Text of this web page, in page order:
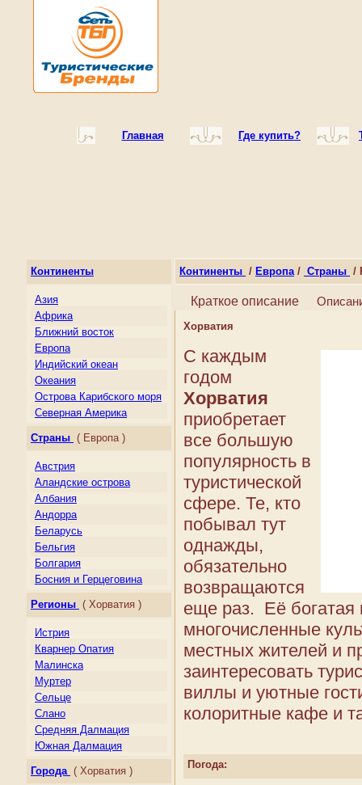
Главная Где купить?
Континенты
Азия
Африка
Ближний восток
Европа
Индийский океан
Океания
Острова Карибского моря
Северная Америка
Южная Америка
Страны ( Европа )
Австрия
Аландские острова
Албания
Андорра
Беларусь
Бельгия
Болгария
Босния и Герцеговина
Венгрия
Германия
Гернси
Гибралтар
Греция
Дания
Джерси
Ирландия
Исландия
Испания
Италия
Регионы ( Хорватия )
Истрия
Кварнер Опатия
Малинска
Муртер
Сельце
Слано
Средняя Далмация
Южная Далмация
о. Колочеп
Города ( Хорватия )
Континенты / Европа/ Страны /
Краткое описание
Хорватия
С каждым
годом
Хорватия
приобретает
все большую
популярность в
туристической
сфере. Те, кто
побывал тут
однажды,
обязательно
возвращаются
еще раз. Её богатая
многочисленные
местных жителей и
заинтересовать
виллы и уютные
колоритные кафе и
Погода: